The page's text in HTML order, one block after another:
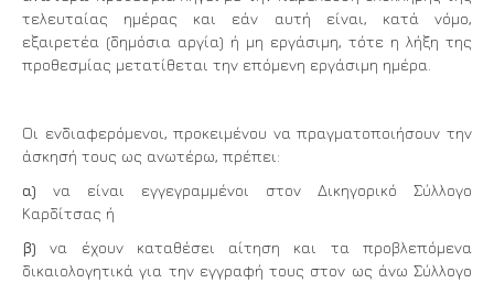
τελευταίας ημέρας και εάν αυτή είναι, κατά νόμο,
εξαιρετέα (δημόσια αργία) ή μη εργάσιμη, τότε η λήξη της
προθεσμίας μετατίθεται την επόμενη εργάσιμη ημέρα.
Οι ενδιαφερόμενοι, προκειμένου να πραγματοποιήσουν την
άσκησή τους ως ανωτέρω, πρέπει:
α) να είναι εγγεγραμμένοι στον Δικηγορικό Σύλλογο
Καρδίτσας ή
β) να έχουν καταθέσει αίτηση και τα προβλεπόμενα
δικαιολογητικά για την εγγραφή τους στον ως άνω Σύλλογο